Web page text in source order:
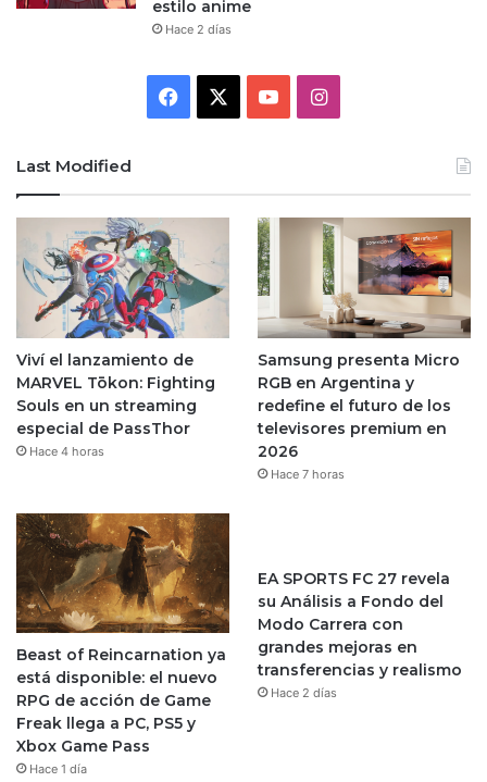
estilo anime
Hace 2 días
Facebook YouTubeInstagram
Last Modified
Viví el lanzamiento de
MARVEL Tōkon: Fighting
Souls en un streaming
especial de PassThor
Hace 4 horas
Samsung presenta Micro
RGB en Argentina y
redefine el futuro de los
televisores premium en
2026
Hace 7 horas
Beast of Reincarnation ya
está disponible: el nuevo
RPG de acción de Game
Freak llega a PC, PS5 y
Xbox Game Pass
Hace 1 día
EA SPORTS FC 27 revela
su Análisis a Fondo del
Modo Carrera con
grandes mejoras en
transferencias y realismo
Hace 2 días